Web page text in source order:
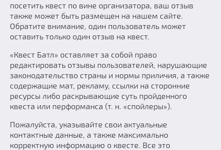
посетить квест по вине организатора, ваш отзыв
также может быть размещен на нашем сайте.
Обратите внимание, один пользователь может
оставить только один отзыв на квест.
«Квест Батл» оставляет за собой право
редактировать отзывы пользователей, нарушающие
законодательство страны и нормы приличия, а также
содержащие мат, рекламу, ссылки на сторонние
ресурсы либо раскрывающие суть пройденного
квеста или перформанса (т. н. «спойлеры»).
Пожалуйста, указывайте свои актуальные
контактные данные, а также максимально
корректную информацию о квесте. Все это